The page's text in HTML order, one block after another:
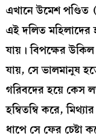
এখানে উমেশ
এই দলিত মহিলাদের
যায়। বিপক্ষের
যায়, সে ভালমানুষ
গরিবদের হয়ে কেস
হম্বিতম্বি করে,
ধাপে সে ফের চেষ্টা